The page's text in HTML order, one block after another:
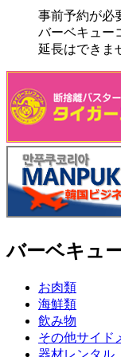
事前予約が必
バーベキュー
延長はできま
バーベキュ
お肉類
海鮮類
飲み物
その他サイド
器材レンタル